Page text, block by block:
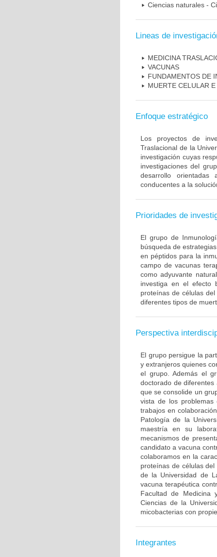
Ciencias naturales -
Lineas de
MEDICINA
VACUNAS
FUNDAMENTOS DE
MUERTE CELULAR
Enfoque estratégico
Los proyectos de
Traslacional de la
investigación cuyas
investigaciones del
desarrollo
conducentes a la
Prioridades de
El grupo de
búsqueda de
en péptidos para la
campo de vacunas
como adyuvante
investiga en el efecto
proteínas de células
diferentes tipos de
Perspectiva
El grupo persigue la
y extranjeros quienes
el grupo. Además el
doctorado de
que se consolide un
vista de los problemas
trabajos en
Patología de la
maestría en su
mecanismos de
candidato a vacuna
colaboramos en la
proteínas de células
de la Universidad de
vacuna terapéutica
Facultad de Medicina
Ciencias de la
micobacterias con
Integrantes